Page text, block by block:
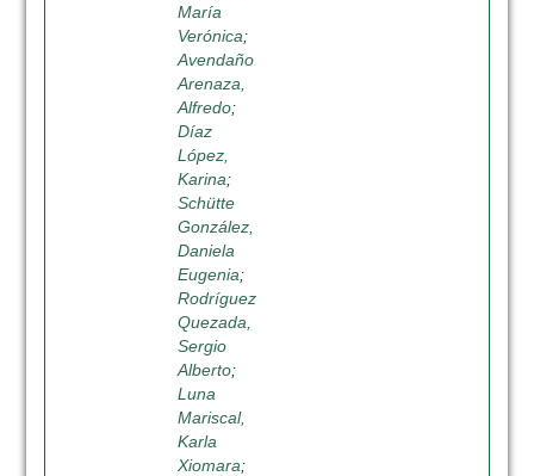
María
Verónica;
Avendaño
Arenaza,
Alfredo;
Díaz
López,
Karina;
Schütte
González,
Daniela
Eugenia;
Rodríguez
Quezada,
Sergio
Alberto;
Luna
Mariscal,
Karla
Xiomara;